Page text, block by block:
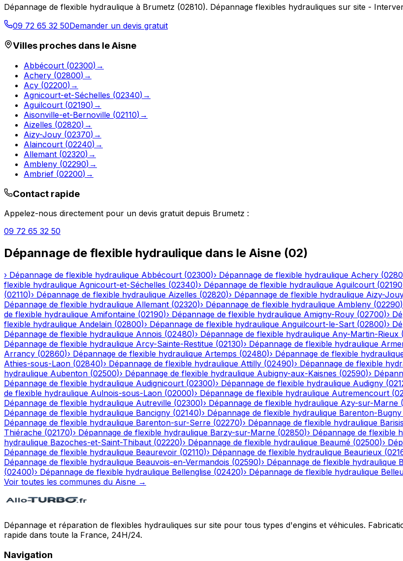
Dépannage de flexible hydraulique à Brumetz (02810). Dépannage flexibles hydrauliques sur site -
09 72 65 32 50Demander un devis gratuit
Villes proches dans leAisne
Abbécourt (02300) →
Achery (02800) →
Acy (02200) →
Agnicourt-et-Séchelles (02340) →
Aguilcourt (02190) →
Aisonville-et-Bernoville (02110) →
Aizelles (02820) →
Aizy-Jouy (02370) →
Alaincourt (02240) →
Allemant (02320) →
Ambleny (02290) →
Ambrief (02200) →
Contact rapide
Appelez-nous directement pour un devis gratuit depuis Brumetz :
09 72 65 32 50
Dépannage de flexible hydraulique dans le Aisne (02)
› Dépannage de flexible hydraulique Abbécourt (02300)› Dépannage de flexible hydraulique Achery (
flexible hydraulique Agnicourt-et-Séchelles (02340)› Dépannage de flexible hydraulique Aguilcourt (02190
(02110)› Dépannage de flexible hydraulique Aizelles (02820)› Dépannage de flexible hydraulique Aizy-
Dépannage de flexible hydraulique Allemant (02320)› Dépannage de flexible hydraulique Ambleny (02290)
de flexible hydraulique Amifontaine (02190)› Dépannage de flexible hydraulique Amigny-Rouy (02700)›
flexible hydraulique Andelain (02800)› Dépannage de flexible hydraulique Anguilcourt-le-Sart (02800)›
Dépannage de flexible hydraulique Annois (02480)› Dépannage de flexible hydraulique Any-Martin-Rieux (
Dépannage de flexible hydraulique Arcy-Sainte-Restitue (02130)› Dépannage de flexible hydraulique
Arrancy (02860)› Dépannage de flexible hydraulique Artemps (02480)› Dépannage de flexible
Athies-sous-Laon (02840)› Dépannage de flexible hydraulique Attilly (02490)› Dépannage de flexible
hydraulique Aubenton (02500)› Dépannage de flexible hydraulique Aubigny-aux-Kaisnes (02590)›
Dépannage de flexible hydraulique Audignicourt (02300)› Dépannage de flexible hydraulique Audigny (
de flexible hydraulique Aulnois-sous-Laon (02000)› Dépannage de flexible hydraulique Autremencourt (
Dépannage de flexible hydraulique Autreville (02300)› Dépannage de flexible hydraulique Azy-sur-Marne (
Dépannage de flexible hydraulique Bancigny (02140)› Dépannage de flexible hydraulique Barenton-Bugny
Dépannage de flexible hydraulique Barenton-sur-Serre (02270)› Dépannage de flexible hydraulique
Thiérache (02170)› Dépannage de flexible hydraulique Barzy-sur-Marne (02850)› Dépannage de flexible
hydraulique Bazoches-et-Saint-Thibaut (02220)› Dépannage de flexible hydraulique Beaumé (02500)›
Dépannage de flexible hydraulique Beaurevoir (02110)› Dépannage de flexible hydraulique Beaurieux (
Dépannage de flexible hydraulique Beauvois-en-Vermandois (02590)› Dépannage de flexible hydraulique
(02400)› Dépannage de flexible hydraulique Bellenglise (02420)› Dépannage de flexible hydraulique
Voir toutes les communes du Aisne →
Dépannage et réparation de flexibles hydrauliques sur site pour tous types d'engins et véhicules.
rapide dans toute la France, 24H/24.
Navigation